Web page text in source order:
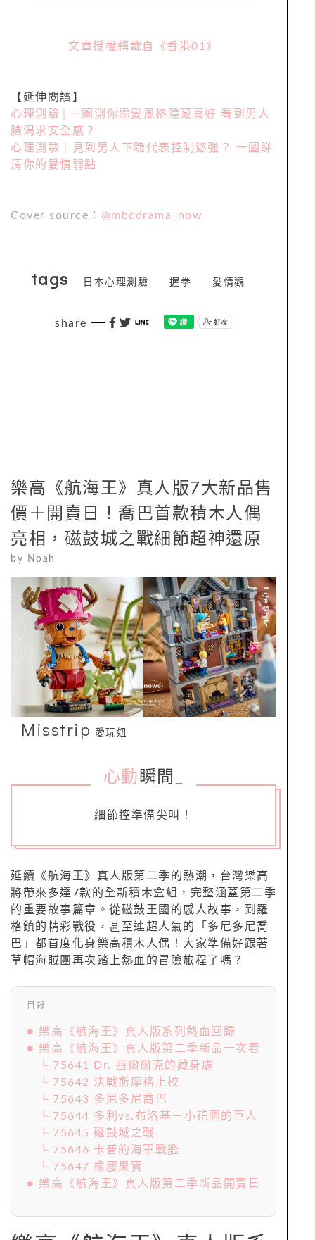
文章授權轉載自《香港01》
【延伸閱讀】
心理測驗│一圖測你戀愛風格隱藏喜好 看到男人
臉渴求安全感？
心理測驗｜見到男人下跪代表控制慾強？ 一圖睇
清你的愛情弱點
Cover source： @mbcdrama_now
tags 日本心理測驗 握拳 愛情觀
share
樂高《航海王》真人版7大新品售
價＋開賣日！喬巴首款積木人偶
亮相，磁鼓城之戰細節超神還原
by Noah
Misstrip 愛玩妞
心動 瞬間
細節控準備尖叫！
延續《航海王》真人版第二季的熱潮，台灣樂高
將帶來多達7款的全新積木盒組，完整涵蓋第二季
的重要故事篇章。從磁鼓王國的感人故事，到羅
格鎮的精彩戰役，甚至連超人氣的「多尼多尼喬
巴」都首度化身樂高積木人偶！大家準備好跟著
草帽海賊團再次踏上熱血的冒險旅程了嗎？
目錄
● 樂高《航海王》真人版系列熱血回歸
● 樂高《航海王》真人版第二季新品一次看
└ 75641 Dr. 西爾爾克的藏身處
└ 75642 決戰斯摩格上校
└ 75643 多尼多尼喬巴
└ 75644 多利vs.布洛基－小花園的巨人
└ 75645 磁鼓城之戰
└ 75646 卡普的海軍戰艦
└ 75647 橡膠果實
● 樂高《航海王》真人版第二季新品開賣日